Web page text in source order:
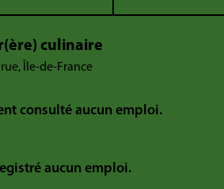
culinaire
Île-de-France
consulté aucun emploi.
aucun emploi.